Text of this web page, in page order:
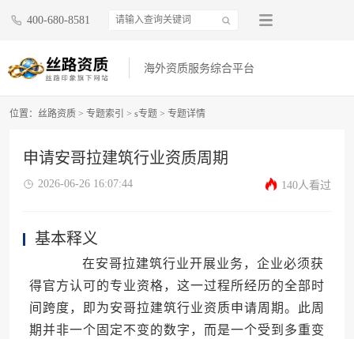
400-680-8581
海外资质服务综合平台
位置： 丝路资质 > 专题索引 > s专题 > 专题详情
申请安哥拉建筑行业资质周期
2026-06-26 16:07:44 140人看过
基本释义
在安哥拉建筑行业开展业务，企业必须获
得官方认可的专业资格，这一过程所经历的全部时
间跨度，即为安哥拉建筑行业资质申请周期。此周
期并非一个固定不变的数字，而是一个受到多重变